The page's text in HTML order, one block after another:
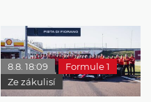
8.8. 18:09
Formule 1
Ze zákulisí